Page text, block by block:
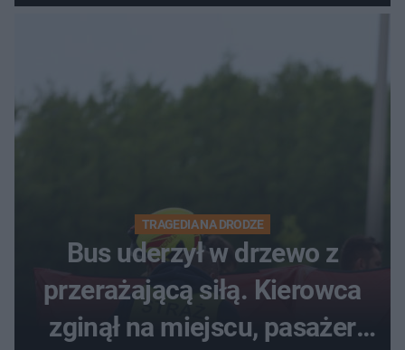
TRAGEDIA NA DRODZE
Bus uderzył w drzewo z
przerażającą siłą. Kierowca
zginął na miejscu, pasażer